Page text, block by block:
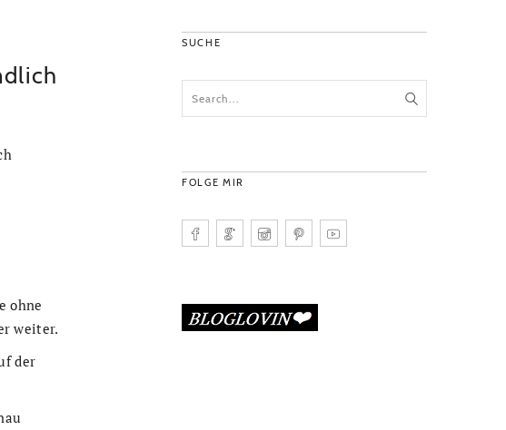
ohne
weiter.
der
SUCHE
FOLGE MIR